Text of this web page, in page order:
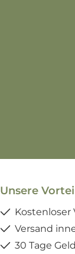
Unsere
Kostenloser
Versand
30 Tage